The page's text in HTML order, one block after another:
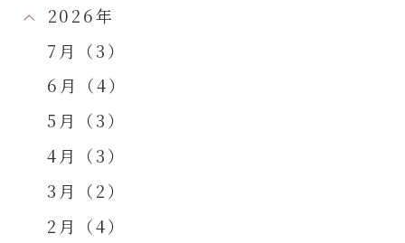
2026年
7月（3）
6月（4）
5月（3）
4月（3）
3月（2）
2月（4）